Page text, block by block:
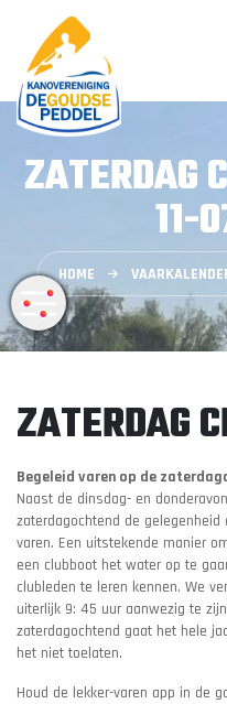
ZATERDAG
11-
HOME
ZATERDAG
Begeleid varen op de
Naast de dinsdag- en
zaterdagochtend de
varen. Een uitstekende manier
een clubboot het water op te
clubleden te leren kennen. We
uiterlijk 9: 45 uur aanwezig te
zaterdagochtend gaat het hele
het niet toelaten.
Houd de lekker-varen app in de